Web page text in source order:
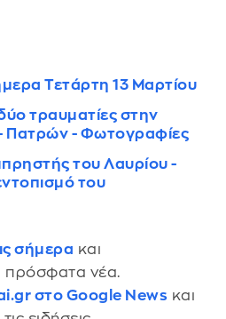
Τετάρτη 13 Μαρτίου
τραυματίες στην
Πατρών - Φωτογραφίες
του Λαυρίου -
του
σήμερα και
πρόσφατα νέα.
στο Google News και